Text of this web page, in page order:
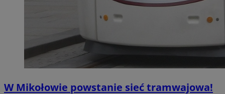
W Mikołowie powstanie sieć tramwajowa!